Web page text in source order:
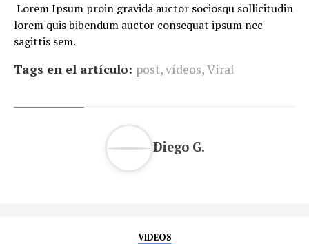
Lorem Ipsum proin gravida auctor sociosqu sollicitudin
lorem quis bibendum auctor consequat ipsum nec
sagittis sem.
Tags en el artículo: post,vídeos,Viral
Diego G.
VIDEOS